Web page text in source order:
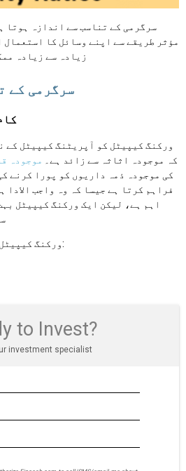
سرگرمی کے تناسب سے اندازہ ہوتا
مؤثر طریقے سے اپنے وسائل کا استعمال
زیادہ سے زیادہ
سرگرمی کے
ورکنگ کیپیٹل کو آپریٹنگ کیپیٹل کے
کہ موجودہ اثاثہ سے زائد ہے۔
موجودہ
کی موجودہ ذمہ داریوں کو پورا کرنے
فراہم کرتا ہے جیسا کہ وہ واجب
اہم ہے، لیکن ایک ورکنگ کیپیٹل
ورکنگ کیپیٹل کے تین اجزاء درج ذیل ہیں:
to Invest?
investment specialist